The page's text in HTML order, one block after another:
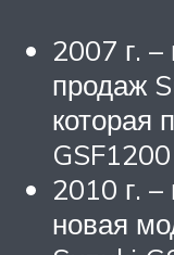
2007 г. –
продаж
которая
2010 г. –
новая